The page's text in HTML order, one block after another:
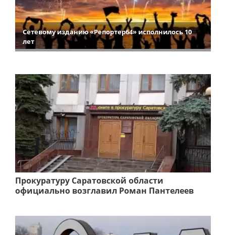
Сетевому изданию «Репортер64» исполнилось 10
лет
Прокуратуру Саратовской области
официально возглавил Роман Пантелеев